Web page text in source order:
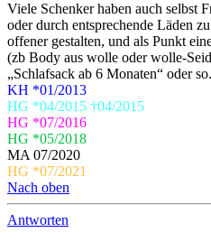
Viele Schenker haben auch selbst
oder durch entsprechende Läden
offener gestalten, und als Punkt
(zb Body aus wolle oder wolle-
„Schlafsack ab 6 Monaten“ oder so.
KH *01/2013
HG *04/2015 †04/2015
HG *07/2016
HG *05/2018
MA 07/2020
HG *07/2021
Nach oben
Antworten